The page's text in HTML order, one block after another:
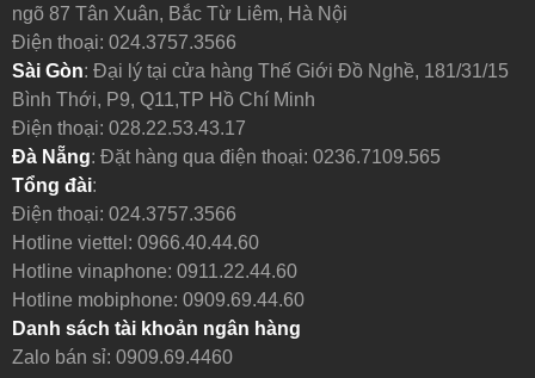
Công dụng chính của loại kẹp dầm này là
khung. Mục đích chính là tăng độ an toàn khi lắp dựng kết
cấu khung dầm:
ngõ 87 Tân Xuân, Bắc Từ Liêm, Hà Nội
Điện thoại: 024.3757.3566
Sài Gòn: Đại lý tại cửa hàng Thế Giới Đồ Nghề, 181/31/15
Bình Thới, P9, Q11,TP Hồ Chí Minh
Điện thoại: 028.22.53.43.17
Đà Nẵng: Đặt hàng qua điện thoại: 0236.7109.565
Tổng đài:
Điện thoại: 024.3757.3566
Hotline viettel: 0966.40.44.60
Hotline vinaphone: 0911.22.44.60
Hotline mobiphone: 0909.69.44.60
Danh sách tài khoản ngân hàng
Zalo bán sỉ: 0909.69.4460